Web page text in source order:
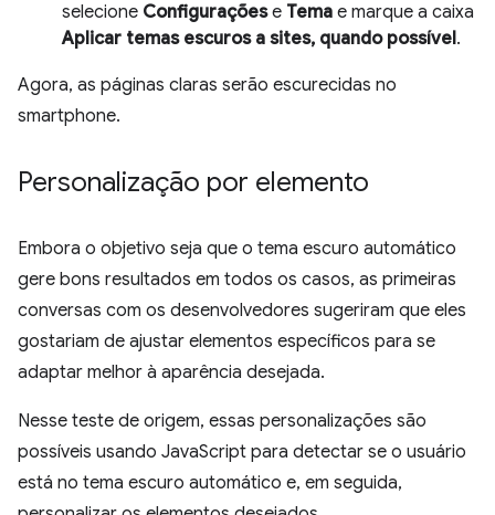
selecione Configuraçõese Tema e marque a caixa
Aplicar temas escuros a sites, quando possível.
Agora, as páginas claras serão escurecidas no
smartphone.
Personalização por elemento
Embora o objetivo seja que o tema escuro automático
gere bons resultados em todos os casos, as primeiras
conversas com os desenvolvedores sugeriram que eles
gostariam de ajustar elementos específicos para se
adaptar melhor à aparência desejada.
Nesse teste de origem, essas personalizações são
possíveis usando JavaScript para detectar se o usuário
está no tema escuro automático e, em seguida,